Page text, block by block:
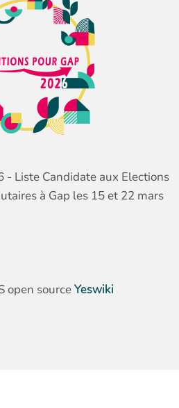
Liste Candidate aux Elections
à Gap les 15 et 22 mars
open sourceYeswiki